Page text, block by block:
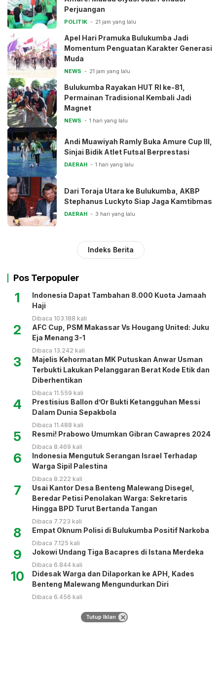
Perjuangan
POLITIK 21 jam yang lalu
Apel Hari Pramuka Bulukumba Jadi
Momentum Penguatan Karakter Generasi
Muda
NEWS 21 jam yang lalu
Bulukumba Rayakan HUT RI ke-81,
Permainan Tradisional Kembali Jadi
Magnet
NEWS 1 hari yang lalu
Andi Muawiyah Ramly Buka Amure Cup III,
Sinjai Bidik Atlet Futsal Berprestasi
DAERAH 1 hari yang lalu
Dari Toraja Utara ke Bulukumba, AKBP
Stephanus Luckyto Siap Jaga Kamtibmas
DAERAH 3 hari yang lalu
Indeks Berita
Pos Terpopuler
1
Indonesia Dapat Tambahan 8.000 Kuota Jamaah
Haji
Dibaca 103.188 kali
2
AFC Cup, PSM Makassar Vs Hougang United: Juku
Eja Menang 3-1
Dibaca 13.242 kali
3
Majelis Kehormatan MK Putuskan Anwar Usman
Terbukti Lakukan Pelanggaran Berat Kode Etik dan
Diberhentikan
Dibaca 11.559 kali
4
Prestisius Ballon d’Or Bukti Ketangguhan Messi
Dalam Dunia Sepakbola
Dibaca 11.488 kali
5 Resmi! Prabowo Umumkan Gibran Cawapres 2024
Dibaca 8.469 kali
6
Indonesia Mengutuk Serangan Israel Terhadap
Warga Sipil Palestina
Dibaca 8.222 kali
7
Usai Kantor Desa Benteng Malewang Disegel,
Beredar Petisi Penolakan Warga: Sekretaris
Hingga BPD Turut Bertanda Tangan
Dibaca 7.723 kali
8 Empat Oknum Polisi di Bulukumba Positif Narkoba
Dibaca 7.125 kali
9 Jokowi Undang Tiga Bacapres di Istana Merdeka
Dibaca 6.844 kali
10
Didesak Warga dan Dilaporkan ke APH, Kades
Benteng Malewang Mengundurkan Diri
Dibaca 6.456 kali
Tutup Iklan